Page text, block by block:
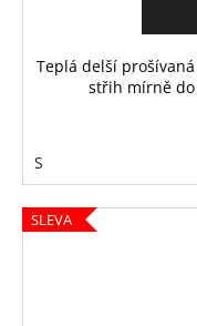
Teplá delší
střih mírně do
S
SLEVA